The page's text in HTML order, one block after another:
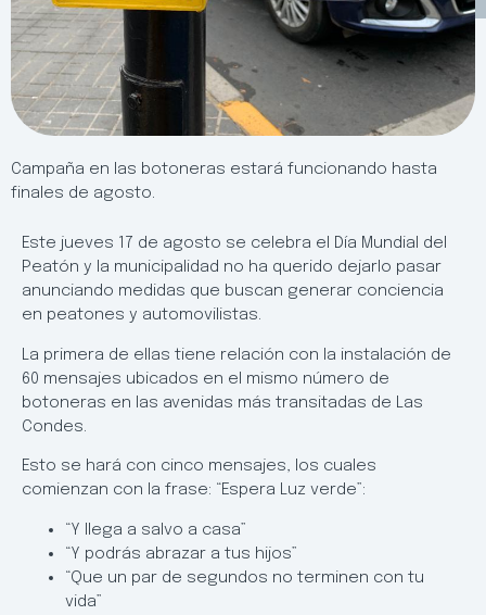
Campaña en las botoneras estará funcionando hasta
finales de agosto.
Este jueves 17 de agosto se celebra el Día Mundial del
Peatón y la municipalidad no ha querido dejarlo pasar
anunciando medidas que buscan generar conciencia
en peatones y automovilistas.
La primera de ellas tiene relación con la instalación de
60 mensajes ubicados en el mismo número de
botoneras en las avenidas más transitadas de Las
Condes.
Esto se hará con cinco mensajes, los cuales
comienzan con la frase: “Espera Luz verde”:
“Y llega a salvo a casa”
“Y podrás abrazar a tus hijos”
“Que un par de segundos no terminen con tu
vida”